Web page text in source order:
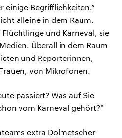
einige Begrifflichkeiten.“
alleine in dem Raum.
und Karneval, sie
Überall in dem Raum
und Reporterinnen,
von Mikrofonen.
passiert? Was auf Sie
vom Karneval gehört?“
extra Dolmetscher